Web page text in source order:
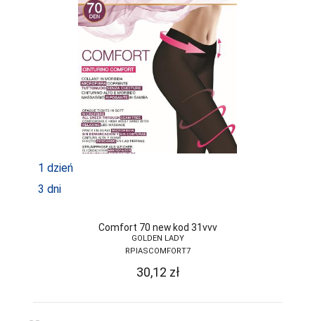
LAPINEE
LAYDI
LEVANTE
LIVCO
CORSETTI
FASHION
LORES
M-MAX
MA-RIA
1 dzień
3 dni
Comfort 70 new kod 31vvv
GOLDEN LADY
RPIASCOMFORT7
30,12 zł